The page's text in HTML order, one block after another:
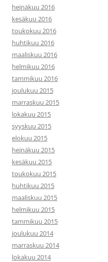
heinäkuu 2016
kesäkuu 2016
toukokuu 2016
huhtikuu 2016
maaliskuu 2016
helmikuu 2016
tammikuu 2016
joulukuu 2015
marraskuu 2015
lokakuu 2015
syyskuu 2015
elokuu 2015
heinäkuu 2015
kesäkuu 2015
toukokuu 2015
huhtikuu 2015
maaliskuu 2015
helmikuu 2015
tammikuu 2015
joulukuu 2014
marraskuu 2014
lokakuu 2014